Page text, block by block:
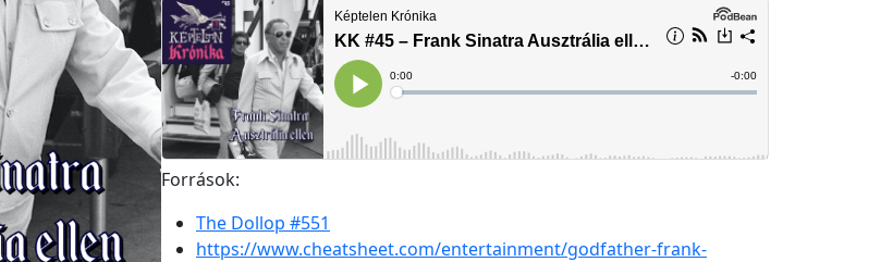
Források:
The Dollop #551
https://www.cheatsheet.com/entertainment/godfather-frank-